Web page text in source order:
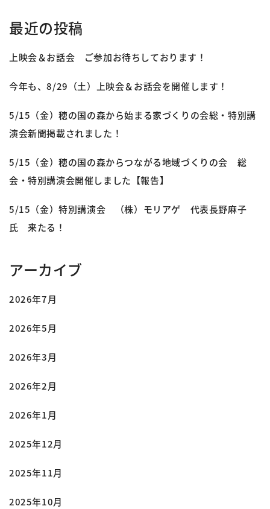
最近の投稿
上映会＆お話会 ご参加お待ちしております！
今年も、8/29（土）上映会＆お話会を開催します！
5/15（金）穂の国の森から始まる家づくりの会総・特別講
演会新聞掲載されました！
5/15（金）穂の国の森からつながる地域づくりの会 総
会・特別講演会開催しました【報告】
5/15（金）特別講演会 （株）モリアゲ 代表長野麻子
氏 来たる！
アーカイブ
2026年7月
2026年5月
2026年3月
2026年2月
2026年1月
2025年12月
2025年11月
2025年10月